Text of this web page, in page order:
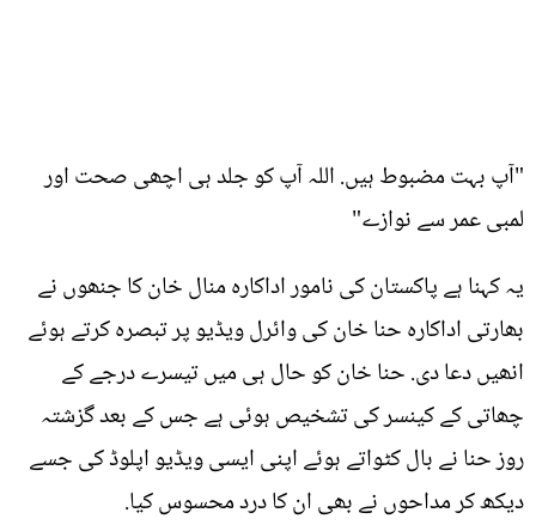
"آپ بہت مضبوط ہیں. اللہ آپ کو جلد ہی اچھی صحت اور
لمبی عمر سے نوازے"
یہ کہنا ہے پاکستان کی نامور اداکارہ منال خان کا جنھوں نے
بھارتی اداکارہ حنا خان کی وائرل ویڈیو پر تبصرہ کرتے ہوئے
انھیں دعا دی. حنا خان کو حال ہی میں تیسرے درجے کے
چھاتی کے کینسر کی تشخیص ہوئی ہے جس کے بعد گزشتہ
روز حنا نے بال کٹواتے ہوئے اپنی ایسی ویڈیو اپلوڈ کی جسے
دیکھ کر مداحوں نے بھی ان کا درد محسوس کیا.